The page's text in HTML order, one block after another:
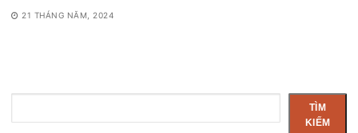
21 THÁNG NĂM, 2024
kiếm
TÌM
KIẾM